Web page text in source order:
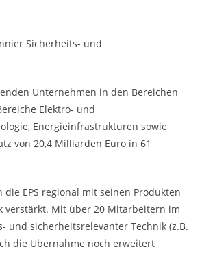
Sicherheits- und
Unternehmen in den Bereichen
Elektro- und
Energieinfrastrukturen sowie
von 20,4 Milliarden Euro in 61
EPS regional mit seinen Produkten
verstärkt. Mit über 20 Mitarbeitern im
und sicherheitsrelevanter Technik (z.B.
die Übernahme noch erweitert